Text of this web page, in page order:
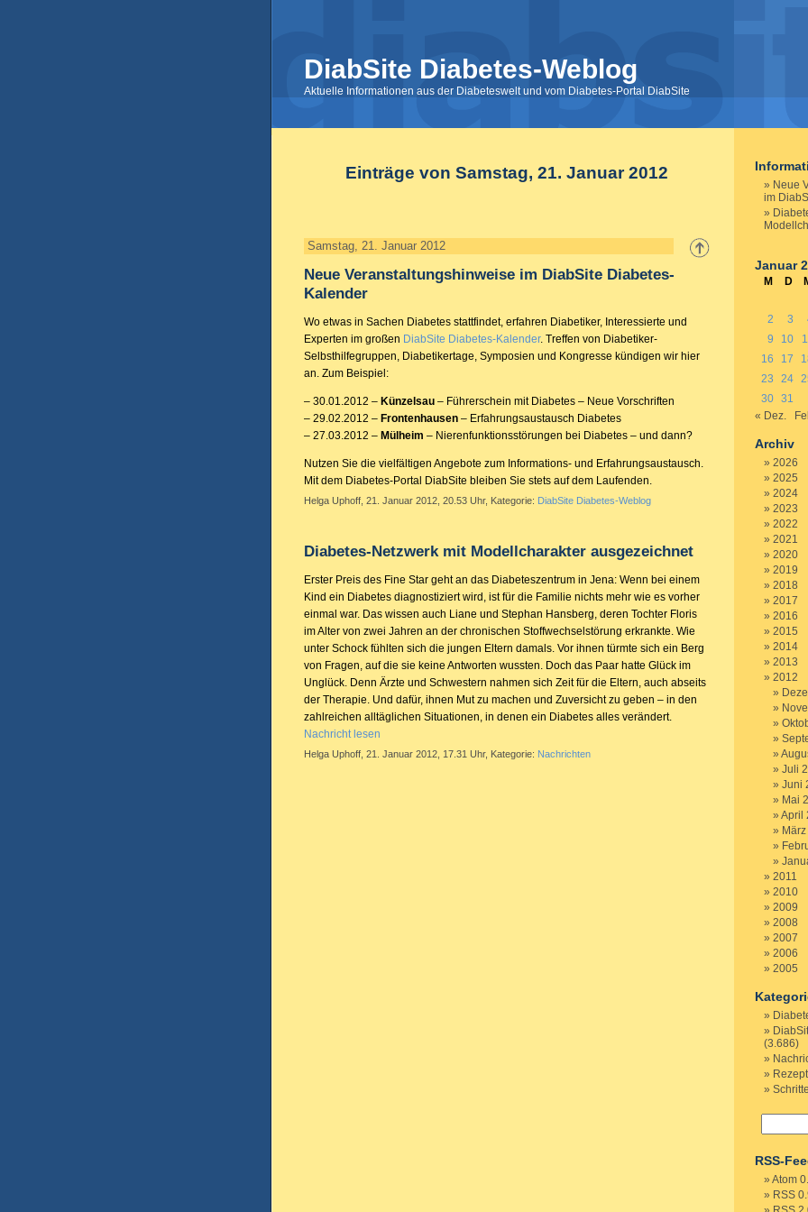
DiabSite Diabetes-Weblog
Aktuelle Informationen aus der Diabeteswelt und vom Diabetes-Portal DiabSite
Einträge von Samstag, 21. Januar 2012
Samstag, 21. Januar 2012
Neue Veranstaltungshinweise im DiabSite Diabetes-
Kalender
Wo etwas in Sachen Diabetes stattfindet, erfahren Diabetiker, Interessierte und
Experten im großen DiabSite Diabetes-Kalender. Treffen von Diabetiker-
Selbsthilfegruppen, Diabetikertage, Symposien und Kongresse kündigen wir hier
an. Zum Beispiel:
– 30.01.2012 – Künzelsau – Führerschein mit Diabetes – Neue Vorschriften
– 29.02.2012 – Frontenhausen – Erfahrungsaustausch Diabetes
– 27.03.2012 – Mülheim – Nierenfunktionsstörungen bei Diabetes – und dann?
Nutzen Sie die vielfältigen Angebote zum Informations- und Erfahrungsaustausch.
Mit dem Diabetes-Portal DiabSite bleiben Sie stets auf dem Laufenden.
Helga Uphoff, 21. Januar 2012, 20.53 Uhr, Kategorie: DiabSite Diabetes-Weblog
Diabetes-Netzwerk mit Modellcharakter ausgezeichnet
Erster Preis des Fine Star geht an das Diabeteszentrum in Jena: Wenn bei einem
Kind ein Diabetes diagnostiziert wird, ist für die Familie nichts mehr wie es vorher
einmal war. Das wissen auch Liane und Stephan Hansberg, deren Tochter Floris
im Alter von zwei Jahren an der chronischen Stoffwechselstörung erkrankte. Wie
unter Schock fühlten sich die jungen Eltern damals. Vor ihnen türmte sich ein Berg
von Fragen, auf die sie keine Antworten wussten. Doch das Paar hatte Glück im
Unglück. Denn Ärzte und Schwestern nahmen sich Zeit für die Eltern, auch abseits
der Therapie. Und dafür, ihnen Mut zu machen und Zuversicht zu geben – in den
zahlreichen alltäglichen Situationen, in denen ein Diabetes alles verändert.
Nachricht lesen
Helga Uphoff, 21. Januar 2012, 17.31 Uhr, Kategorie: Nachrichten
Neue
im
Januar
M D
2
3
9
10
16
17
23
24
30 31
« Dez.
Archiv
2026
2025
2024
2023
2022
2021
2020
2019
2018
2017
2016
2015
2014
2013
2012
Juli
Juni
Mai
April
2011
2010
2009
2008
2007
2006
2005
(3.686)
RSS-
Atom
RSS